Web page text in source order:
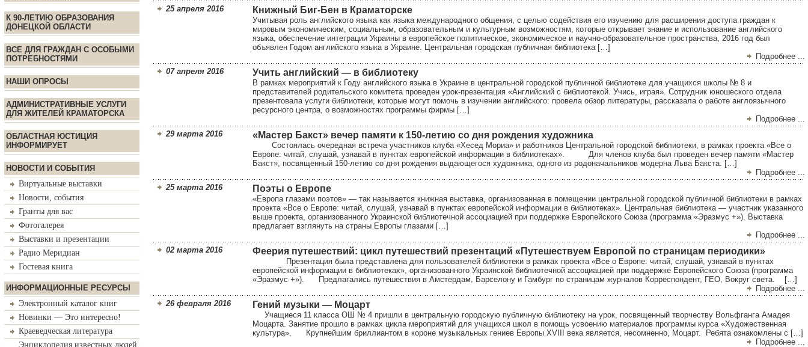
К 90-ЛЕТИЮ ОБРАЗОВАНИЯ
ДОНЕЦКОЙ ОБЛАСТИ
ВСЕ ДЛЯ ГРАЖДАН С ОСОБЫМИ
ПОТРЕБНОСТЯМИ
НАШИ ОПРОСЫ
АДМИНИСТРАТИВНЫЕ УСЛУГИ
ДЛЯ ЖИТЕЛЕЙ КРАМАТОРСКА
ОБЛАСТНАЯ ЮСТИЦИЯ
ИНФОРМИРУЕТ
НОВОСТИ И СОБЫТИЯ
Виртуальные выставки
Новости, события
Гранты для вас
Фотогалерея
Выставки и презентации
Радио Меридиан
Гостевая книга
ИНФОРМАЦИОННЫЕ РЕСУРСЫ
Электронный каталог книг
Новинки — Это интересно!
Краеведческая литература
Энциклопедия известных людей
25 апреля 2016
Книжный Биг-Бен в Краматорске
Учитывая роль английского языка как языка международного общения, с целью содействия его изучению для расширения доступа граждан к
мировым экономическим, социальным, образовательным и культурным возможностям, которые открывает знание и использование английского
языка, обеспечение интеграции Украины в европейское политическое, экономическое и научно-образовательное пространства, 2016 год был
объявлен Годом английского языка в Украине. Центральная городская публичная библиотека […]
Подробнее ...
07 апреля 2016
Учить английский — в библиотеку
В рамках мероприятий к Году английского языка в Украине в центральной городской публичной библиотеке для учащихся школы № 8 и
представителей родительского комитета проведен урок-презентация «Английский с библиотекой. Учись, играя». Сотрудник юношеского отдела
презентовала услуги библиотеки, которые могут помочь в изучении английского: провела обзор литературы, рассказала о работе англоязычного
ресурсного центра, о возможностях программы фирмы […]
Подробнее ...
29 марта 2016
«Мастер Бакст» вечер памяти к 150-летию со дня рождения художника
Состоялась очередная встреча участников клуба «Хесед Мориа» и работников Центральной городской библиотеки, в рамках проекта «Все о
Европе: читай, слушай, узнавай в пунктах европейской информации в библиотеках». Для членов клуба был проведен вечер памяти «Мастер
Бакст», посвященный 150-летию со дня рождения выдающегося художника, одного из родоначальников модерна Льва Бакста. […]
Подробнее ...
25 марта 2016
Поэты о Европе
«Европа глазами поэтов» — так называется книжная выставка, организованная в помещении центральной городской публичной библиотеки в рамках
проекта «Все о Европе: читай, слушай, узнавай в пунктах европейской информации в библиотеках». Центральная библиотека — участник указанного
выше проекта, организованного Украинской библиотечной ассоциацией при поддержке Европейского Союза (программа «Эразмус +»). Выставка
предлагает взглянуть на страны Европы глазами […]
Подробнее ...
02 марта 2016
Феерия путешествий: цикл путешествий презентаций «Путешествуем Европой по страницам периодики»
Презентация была представлена для пользователей библиотеки в рамках проекта «Все о Европе: читай, слушай, узнавай в пунктах
европейской информации в библиотеках», организованного Украинской библиотечной ассоциацией при поддержке Европейского Союза (программа
«Эразмус +»). Предлагались путешествия в Амстердам, Барселону и Гамбург по страницам журналов Корреспондент, ГЕО, Вокруг света. […]
Подробнее ...
26 февраля 2016
Гений музыки — Моцарт
Учащиеся 11 класса ОШ № 4 пришли в центральную городскую публичную библиотеку на урок, посвященный творчеству Вольфганга Амадея
Моцарта. Занятие прошло в рамках цикла мероприятий для учащихся школ в помощь усвоению материалов программы курса «Художественная
культура». Крупнейшим бриллиантом в короне музыкальных гениев Европы XVIII века является, несомненно, Моцарт. Ребята ознакомлены с […]
Подробнее ...